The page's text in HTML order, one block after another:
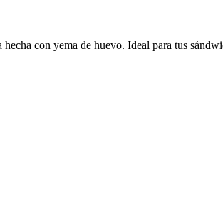
con yema de huevo. Ideal para tus